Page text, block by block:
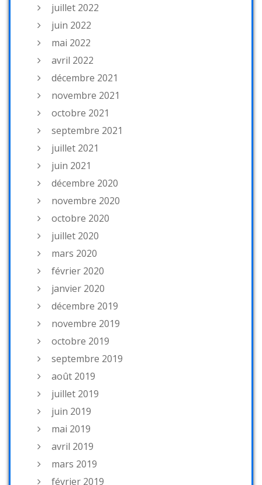
juillet 2022
juin 2022
mai 2022
avril 2022
décembre 2021
novembre 2021
octobre 2021
septembre 2021
juillet 2021
juin 2021
décembre 2020
novembre 2020
octobre 2020
juillet 2020
mars 2020
février 2020
janvier 2020
décembre 2019
novembre 2019
octobre 2019
septembre 2019
août 2019
juillet 2019
juin 2019
mai 2019
avril 2019
mars 2019
février 2019